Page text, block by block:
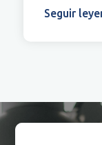
Seguir